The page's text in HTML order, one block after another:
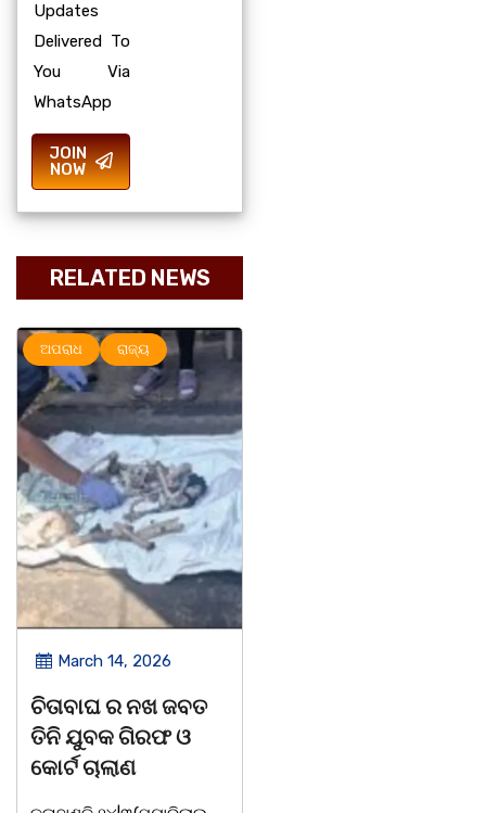
Updates
Delivered To
You Via
WhatsApp
JOIN
NOW
RELATED NEWS
ଅପରାଧ ରାଜ୍ୟ
March 14, 2026
ଚିତାବାଘ ର ନଖ ଜବତ
ତିନି ଯୁବକ ଗିରଫ ଓ
କୋର୍ଟ ଚାଲାଣ